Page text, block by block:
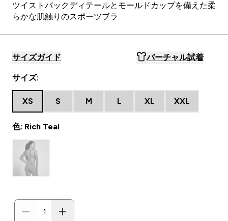
ツイストバックディテールとモールドカップを備えた柔
らかな肌触りのスポーツブラ
サイズガイド バーチャル試着
サイズ:
XS S M L XL XXL
色: Rich Teal